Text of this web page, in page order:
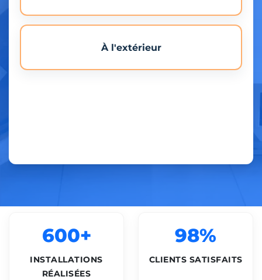
À l'extérieur
600+
INSTALLATIONS
RÉALISÉES
98%
CLIENTS SATISFAITS